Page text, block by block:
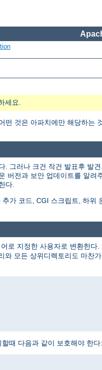
세요.
떤 것은 아파치에만 해당하는
그러나 크건 작건 발표후 발
버전과 보안 업데이트를 알려
다.
가 코드, CGI 스크립트, 하
어로 지정한 사용자로 변환한
모든 상위디렉토리도 마찬
때 다음과 같이 보호해야 한다: